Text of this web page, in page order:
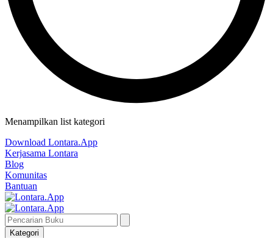
Menampilkan list kategori
Download Lontara.App
Kerjasama Lontara
Blog
Komunitas
Bantuan
Kategori